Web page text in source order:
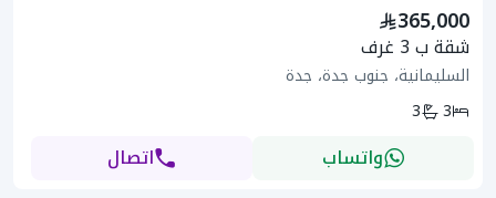
365,000
شقة ب 3 غرف
السليمانية، جنوب جدة، جدة
3
3
واتساب اتصال